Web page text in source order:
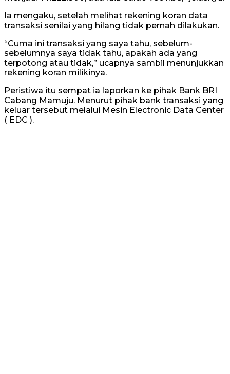
Ia mengaku, setelah melihat rekening koran data
transaksi senilai yang hilang tidak pernah dilakukan.
“Cuma ini transaksi yang saya tahu, sebelum-
sebelumnya saya tidak tahu, apakah ada yang
terpotong atau tidak,” ucapnya sambil menunjukkan
rekening koran milikinya.
Peristiwa itu sempat ia laporkan ke pihak Bank BRI
Cabang Mamuju. Menurut pihak bank transaksi yang
keluar tersebut melalui Mesin Electronic Data Center
( EDC ).